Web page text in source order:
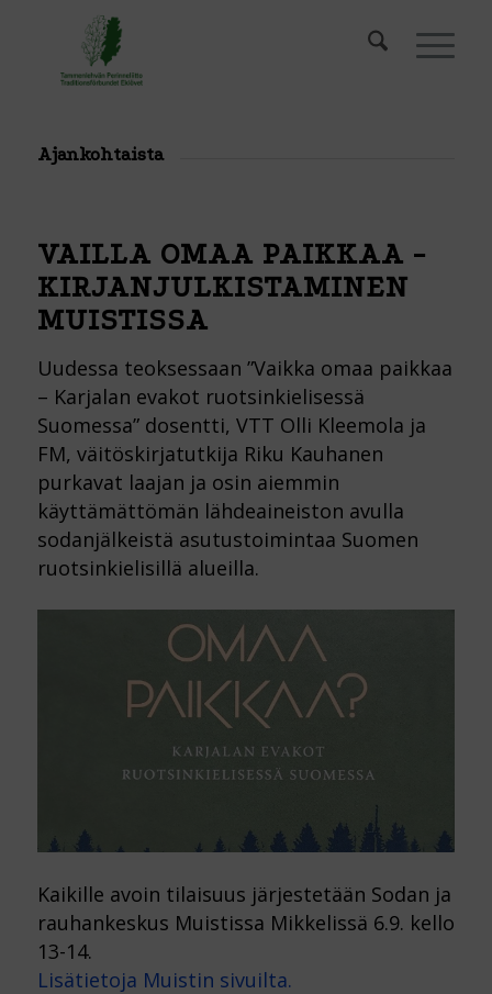
Ajankohtaista
VAILLA OMAA PAIKKAA -
KIRJANJULKISTAMINEN
MUISTISSA
Uudessa teoksessaan ”Vaikka omaa paikkaa
– Karjalan evakot ruotsinkielisessä
Suomessa” dosentti, VTT Olli Kleemola ja
FM, väitöskirjatutkija Riku Kauhanen
purkavat laajan ja osin aiemmin
käyttämättömän lähdeaineiston avulla
sodanjälkeistä asutustoimintaa Suomen
ruotsinkielisillä alueilla.
Kaikille avoin tilaisuus järjestetään Sodan ja
rauhankeskus Muistissa Mikkelissä 6.9. kello
13-14.
Lisätietoja Muistin sivuilta.